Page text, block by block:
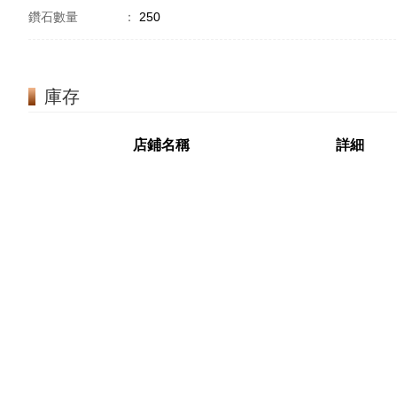
鑽石數量 ： 250
庫存
店鋪名稱 詳細